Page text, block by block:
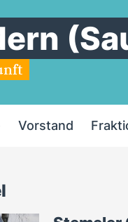
Vorstand